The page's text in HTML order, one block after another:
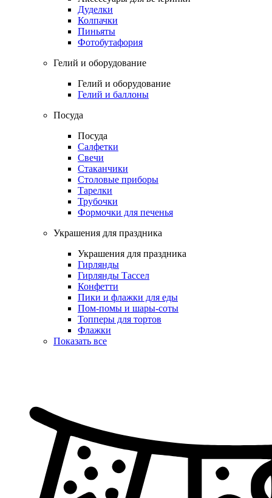
Дуделки
Колпачки
Пиньяты
Фотобутафория
Гелий и оборудование
Гелий и оборудование
Гелий и баллоны
Посуда
Посуда
Салфетки
Свечи
Стаканчики
Столовые приборы
Тарелки
Трубочки
Формочки для печенья
Украшения для праздника
Украшения для праздника
Гирлянды
Гирлянды Тассел
Конфетти
Пики и флажки для еды
Пом-помы и шары-соты
Топперы для тортов
Флажки
Показать все